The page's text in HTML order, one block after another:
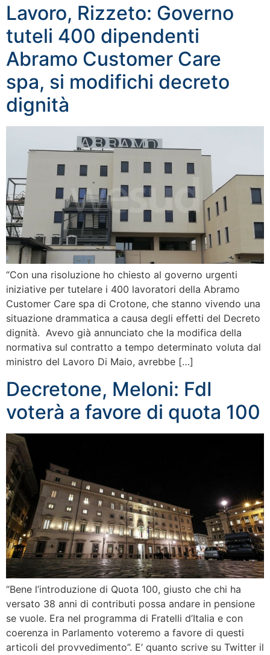
Lavoro, Rizzeto: Governo
tuteli 400 dipendenti
Abramo Customer Care
spa, si modifichi decreto
dignità
“Con una risoluzione ho chiesto al governo urgenti
iniziative per tutelare i 400 lavoratori della Abramo
Customer Care spa di Crotone, che stanno vivendo una
situazione drammatica a causa degli effetti del Decreto
dignità. Avevo già annunciato che la modifica della
normativa sul contratto a tempo determinato voluta dal
ministro del Lavoro Di Maio, avrebbe […]
Decretone, Meloni: FdI
voterà a favore di quota 100
“Bene l’introduzione di Quota 100, giusto che chi ha
versato 38 anni di contributi possa andare in pensione
se vuole. Era nel programma di Fratelli d’Italia e con
coerenza in Parlamento voteremo a favore di questi
articoli del provvedimento”. E’ quanto scrive su Twitter il